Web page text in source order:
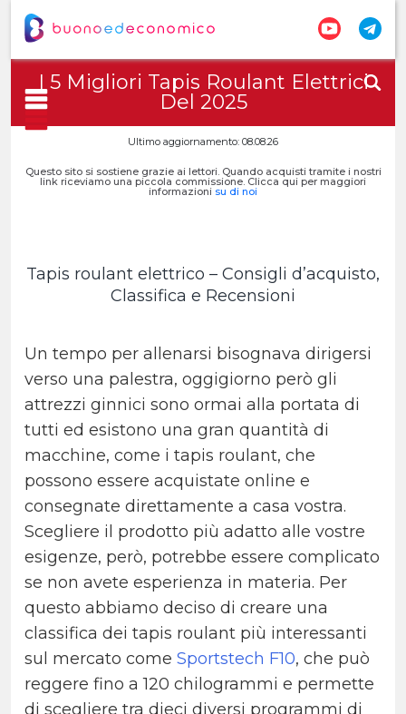
I 5 Migliori Tapis Roulant Elettrici
Del 2025
Ultimo aggiornamento: 08.08.26
Questo sito si sostiene grazie ai lettori. Quando acquisti tramite i nostri
link riceviamo una piccola commissione. Clicca qui per maggiori
informazioni su di noi
Tapis roulant elettrico – Consigli d’acquisto,
Classifica e Recensioni
Un tempo per allenarsi bisognava dirigersi
verso una palestra, oggigiorno però gli
attrezzi ginnici sono ormai alla portata di
tutti ed esistono una gran quantità di
macchine, come i tapis roulant, che
possono essere acquistate online e
consegnate direttamente a casa vostra.
Scegliere il prodotto più adatto alle vostre
esigenze, però, potrebbe essere complicato
se non avete esperienza in materia. Per
questo abbiamo deciso di creare una
classifica dei tapis roulant più interessanti
sul mercato come Sportstech F10, che può
reggere fino a 120 chilogrammi e permette
di scegliere tra dieci diversi programmi di